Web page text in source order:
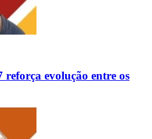
evolução entre os